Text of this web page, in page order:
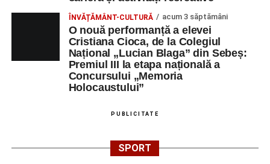
ÎNVĂȚĂMÂNT-CULTURĂ acum 3 săptămâni
O nouă performanță a elevei
Cristiana Cioca, de la Colegiul
Național „Lucian Blaga” din Sebeș:
Premiul III la etapa națională a
Concursului „Memoria
Holocaustului”
PUBLICITATE
SPORT